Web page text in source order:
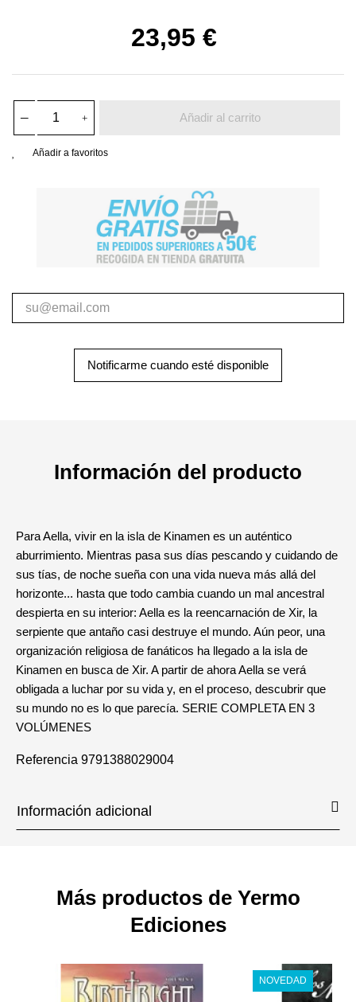
23,95 €
Añadir al carrito
Añadir a favoritos
Notificarme cuando esté disponible
Información del producto
Para Aella, vivir en la isla de Kinamen es un auténtico
aburrimiento. Mientras pasa sus días pescando y cuidando de
sus tías, de noche sueña con una vida nueva más allá del
horizonte... hasta que todo cambia cuando un mal ancestral
despierta en su interior: Aella es la reencarnación de Xir, la
serpiente que antaño casi destruye el mundo. Aún peor, una
organización religiosa de fanáticos ha llegado a la isla de
Kinamen en busca de Xir. A partir de ahora Aella se verá
obligada a luchar por su vida y, en el proceso, descubrir que
su mundo no es lo que parecía. SERIE COMPLETA EN 3
VOLÚMENES
Referencia 9791388029004
Información adicional
Más productos de Yermo
Ediciones
NOVEDAD